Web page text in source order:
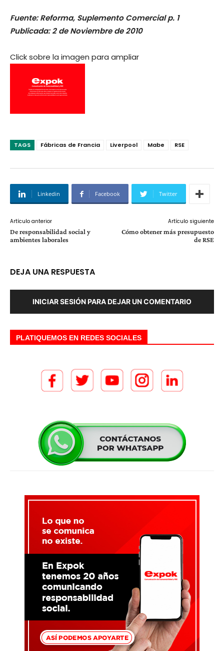
Fuente: Reforma, Suplemento Comercial p. 1
Publicada: 2 de Noviembre de 2010
Click sobre la imagen para ampliar
TAGS Fábricas de Francia Liverpool Mabe RSE
Linkedin Facebook Twitter
Artículo anterior
De responsabilidad social y
ambientes laborales
Artículo siguiente
Cómo obtener más presupuesto
de RSE
DEJA UNA RESPUESTA
INICIAR SESIÓN PARA DEJAR UN COMENTARIO
PLATIQUEMOS EN REDES SOCIALES